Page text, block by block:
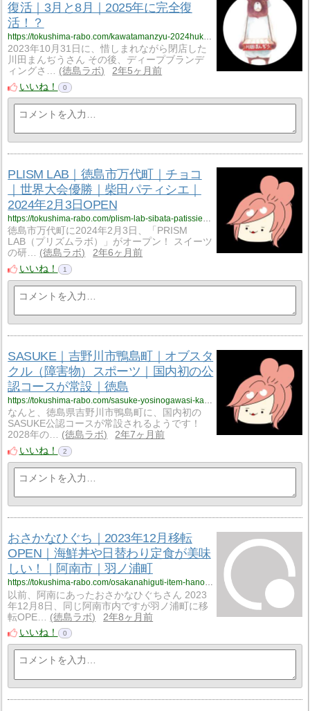
復活｜3月と8月｜2025年に完全復
活！？
https://tokushima-rabo.com/kawatamanzyu-2024hukkatu/?utm_source=rss&utm_medium=rss&utm_campaign=kawatamanzyu-2024hukkatu
2023年10月31日に、惜しまれながら閉店した
川田まんぢうさん その後、ディープブランデ
ィングさ…
徳島ラボ
2年5ヶ月前
いいね！
0
PLISM LAB｜徳島市万代町｜チョコ
｜世界大会優勝｜柴田パティシエ｜
2024年2月3日OPEN
https://tokushima-rabo.com/plism-lab-sibata-patissier-bandaityou/?utm_source=rss&utm_medium=rss&utm_campaign=plism-lab-sibata-patissier-bandaityou
徳島市万代町に2024年2月3日、「PRISM
LAB（プリズムラボ）」がオープン！ スイーツ
の研…
徳島ラボ
2年6ヶ月前
いいね！
1
SASUKE｜吉野川市鴨島町｜オブスタ
クル（障害物）スポーツ｜国内初の公
認コースが常設｜徳島
https://tokushima-rabo.com/sasuke-yosinogawasi-kamozima/?utm_source=rss&utm_medium=rss&utm_campaign=sasuke-yosinogawasi-kamozima
なんと、徳島県吉野川市鴨島町に、国内初の
SASUKE公認コースが常設されるようです！
2028年の…
徳島ラボ
2年7ヶ月前
いいね！
2
おさかなひぐち｜2023年12月移転
OPEN｜海鮮丼や日替わり定食が美味
しい！｜阿南市｜羽ノ浦町
https://tokushima-rabo.com/osakanahiguti-item-hanoura-lunch-kaisendon/?utm_source=rss&utm_medium=rss&utm_campaign=osakanahiguti-item-hanoura-lunch-kaisendon
以前、阿南にあったおさかなひぐちさん 2023
年12月8日、同じ阿南市内ですが羽ノ浦町に移
転OPE…
徳島ラボ
2年8ヶ月前
いいね！
0